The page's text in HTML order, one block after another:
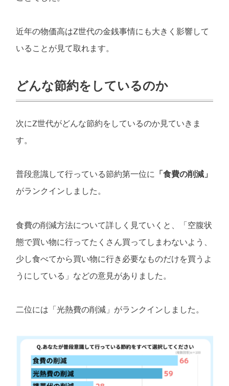
近年の物価高はZ世代の金銭事情にも大きく影響して
いることが見て取れます。
どんな節約をしているのか
次にZ世代がどんな節約をしているのか見ていきま
す。
普段意識して行っている節約第一位に
「食費の削減」
がランクインしました。
食費の削減方法について詳しく見ていくと、「空腹状
態で買い物に行ってたくさん買ってしまわないよう、
少し食べてから買い物に行き必要なものだけを買うよ
うにしている」などの意見がありました。
二位には「光熱費の削減」がランクインしました。